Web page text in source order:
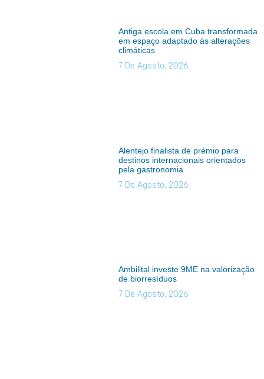
Antiga escola em Cuba transformada
em espaço adaptado às alterações
climáticas
7 De Agosto, 2026
Alentejo finalista de prémio para
destinos internacionais orientados
pela gastronomia
7 De Agosto, 2026
Ambilital investe 9ME na valorização
de biorresíduos
7 De Agosto, 2026